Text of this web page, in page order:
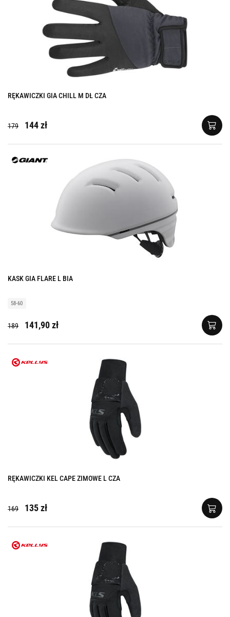
RĘKAWICZKI GIA CHILL M DŁ CZA
179 144 zł
KASK GIA FLARE L BIA
58-60
189 141,90 zł
RĘKAWICZKI KEL CAPE ZIMOWE L CZA
169 135 zł